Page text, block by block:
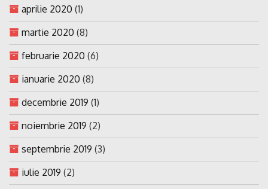
aprilie 2020 (1)
martie 2020 (8)
februarie 2020 (6)
ianuarie 2020 (8)
decembrie 2019 (1)
noiembrie 2019 (2)
septembrie 2019 (3)
iulie 2019 (2)